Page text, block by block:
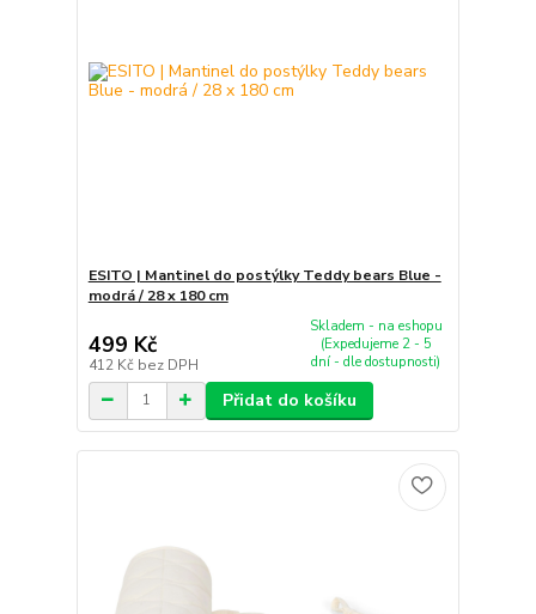
ESITO | Mantinel do postýlky Teddy bears Blue -
modrá / 28 x 180 cm
499 Kč
412 Kč bez DPH
Skladem - na eshopu
(Expedujeme 2 - 5
dní - dle dostupnosti)
Přidat do košíku